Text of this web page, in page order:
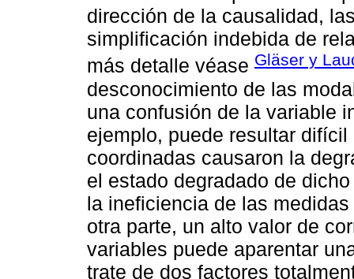
dirección de la causalidad,
simplificación indebida de
más detalle véase Gläser y
desconocimiento de las
una confusión de la variable
ejemplo, puede resultar
coordinadas causaron la
el estado degradado de
la ineficiencia de las
otra parte, un alto valor de
variables puede aparentar
trate de dos factores